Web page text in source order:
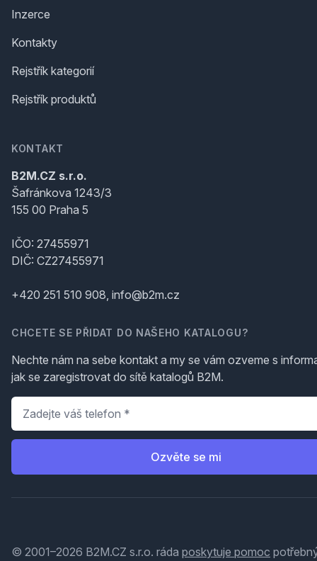
Inzerce
Kontakty
Rejstřík kategorií
Rejstřík produktů
KONTAKT
B2M.CZ s.r.o.
Šafránkova 1243/3
155 00 Praha 5
IČO: 27455971
DIČ: CZ27455971
+420 251 510 908, info@b2m.cz
CHCETE SE PŘIDAT DO NAŠEHO KATALOGU?
Nechte nám na sebe kontakt a my se vám ozveme s
jak se zaregistrovat do sítě katalogů B2M.
Telefon
Ozvěte se mi
© 2001–2026 B2M.CZ s.r.o. ráda poskytuje pomoc